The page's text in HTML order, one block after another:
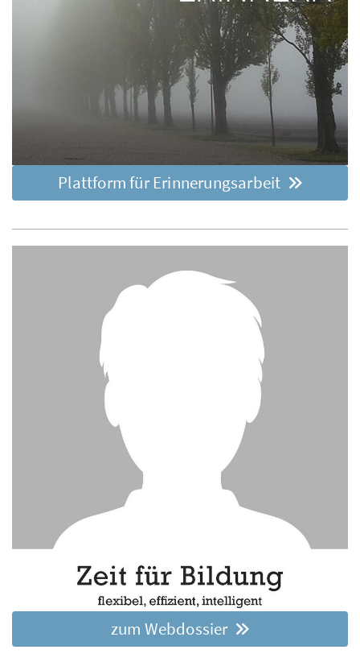
Plattform für Erinnerungsarbeit
zum Webdossier